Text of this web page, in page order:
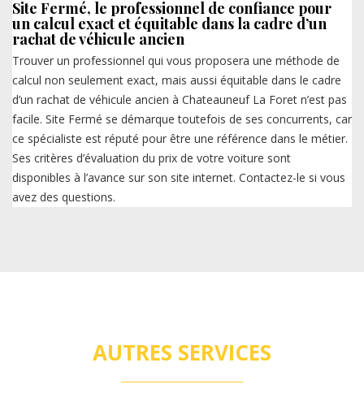
Site Fermé, le professionnel de confiance pour
un calcul exact et équitable dans la cadre d’un
rachat de véhicule ancien
Trouver un professionnel qui vous proposera une méthode de
calcul non seulement exact, mais aussi équitable dans le cadre
d’un rachat de véhicule ancien à Chateauneuf La Foret n’est pas
facile. Site Fermé se démarque toutefois de ses concurrents, car
ce spécialiste est réputé pour être une référence dans le métier.
Ses critères d’évaluation du prix de votre voiture sont
disponibles à l’avance sur son site internet. Contactez-le si vous
avez des questions.
AUTRES SERVICES